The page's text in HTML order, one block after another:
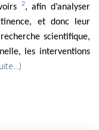
2, afin d’analyser
et donc leur
scientifique,
les interventions